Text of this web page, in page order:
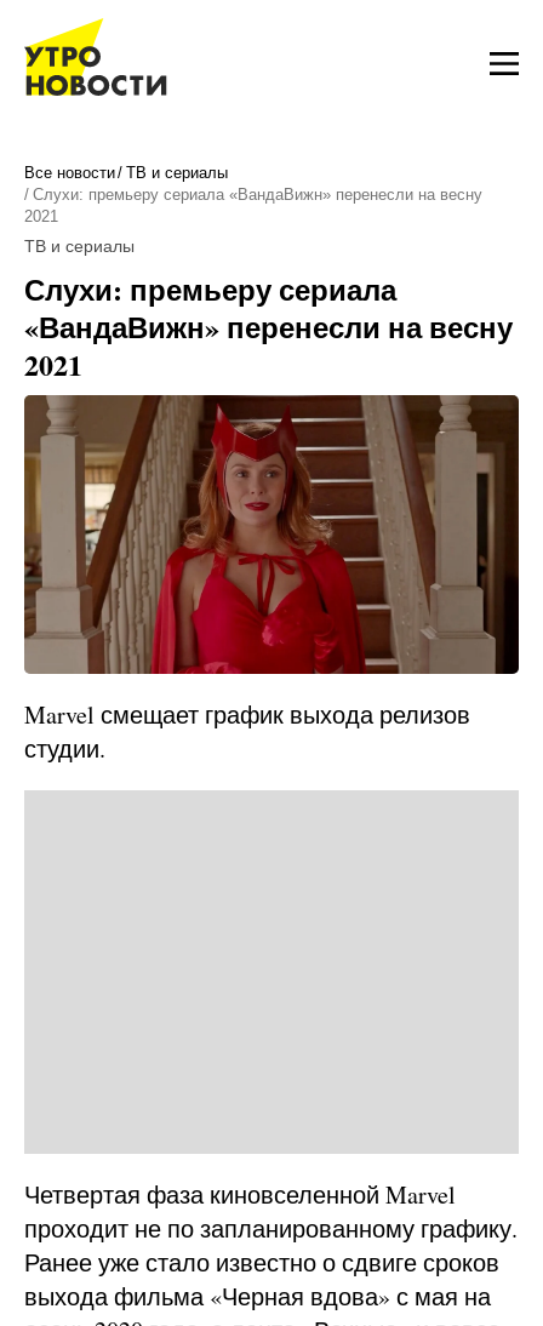
Все новости ТВ и сериалы
Слухи: премьеру сериала «ВандаВижн» перенесли на весну
2021
ТВ и сериалы
Слухи: премьеру сериала
«ВандаВижн» перенесли на весну
2021
Marvel смещает график выхода релизов
студии.
Четвертая фаза киновселенной Marvel
проходит не по запланированному графику.
Ранее уже стало известно о сдвиге сроков
выхода фильма «Черная вдова» с мая на